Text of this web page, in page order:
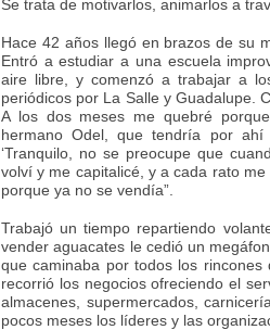
Se trata de motivarlos, animarlos a
Hace 42 años llegó en brazos de su
Entró a estudiar a una escuela
aire libre, y comenzó a trabajar a
periódicos por La Salle y Guadalupe.
A los dos meses me quebré
hermano Odel, que tendría por
‘Tranquilo, no se preocupe que
volví y me capitalicé, y a cada rato
porque ya no se vendía”.
Trabajó un tiempo repartiendo
vender aguacates le cedió un
que caminaba por todos los
recorrió los negocios ofreciendo el
almacenes, supermercados,
pocos meses los líderes y las